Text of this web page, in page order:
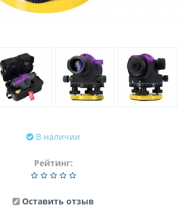
В наличии
Рейтинг:
Оставить отзыв